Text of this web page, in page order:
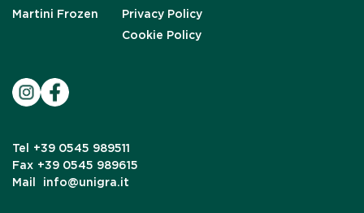
Martini Frozen
Privacy Policy
Cookie Policy
Tel
+39 0545 989511
Fax +39 0545 989615
Mail
info@unigra.it